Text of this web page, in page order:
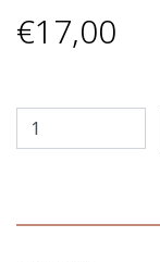
€17,00